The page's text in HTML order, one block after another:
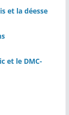
et la déesse
et le DMC-